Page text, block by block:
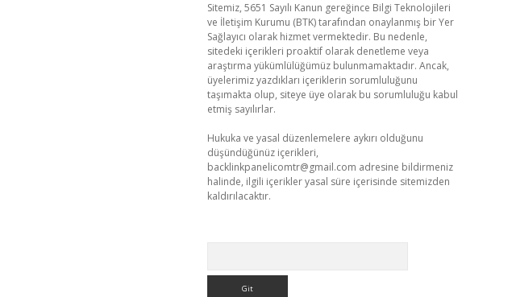
Sitemiz, 5651 Sayılı Kanun gereğince Bilgi Teknolojileri
ve İletişim Kurumu (BTK) tarafından onaylanmış bir Yer
Sağlayıcı olarak hizmet vermektedir. Bu nedenle,
sitedeki içerikleri proaktif olarak denetleme veya
araştırma yükümlülüğümüz bulunmamaktadır. Ancak,
üyelerimiz yazdıkları içeriklerin sorumluluğunu
taşımakta olup, siteye üye olarak bu sorumluluğu kabul
etmiş sayılırlar.
Hukuka ve yasal düzenlemelere aykırı olduğunu
düşündüğünüz içerikleri,
backlinkpanelicomtr@gmail.com adresine bildirmeniz
halinde, ilgili içerikler yasal süre içerisinde sitemizden
kaldırılacaktır.